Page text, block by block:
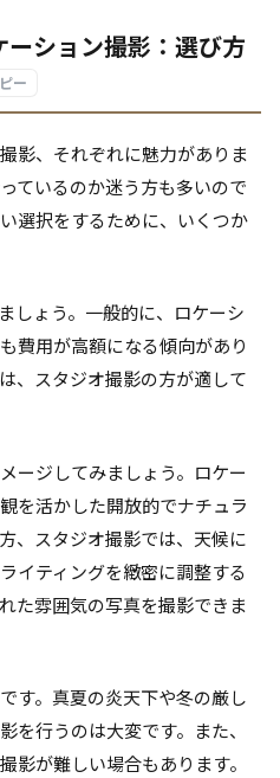
ション撮影：選び方
ー
影、それぞれに魅力がありま
ているのか迷う方も多いので
選択をするために、いくつか
しょう。一般的に、ロケーシ
費用が高額になる傾向があり
、スタジオ撮影の方が適して
ージしてみましょう。ロケー
を活かした開放的でナチュラ
、スタジオ撮影では、天候に
イティングを緻密に調整する
た雰囲気の写真を撮影できま
す。真夏の炎天下や冬の厳し
を行うのは大変です。また、
影が難しい場合もあります。